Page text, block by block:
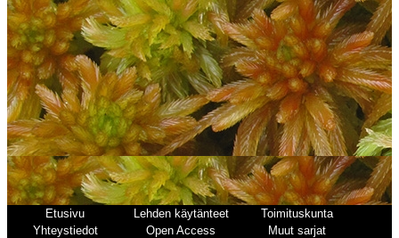
Etusivu Lehden käytänteet
Toimituskunta
Yhteystiedot
Open Access Muut sarjat